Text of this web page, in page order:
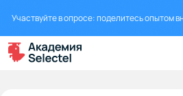
Участвуйте в опросе: поделитесь опытом